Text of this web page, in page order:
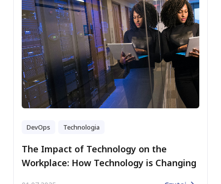
DevOps Technologia
The Impact of Technology on the
Workplace: How Technology is Changing